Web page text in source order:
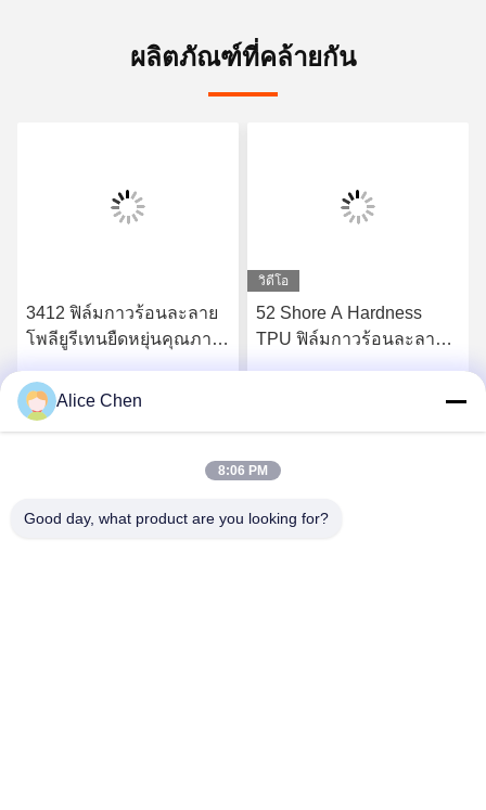
ผลิตภัณฑ์ที่คล้ายกัน
3412 ฟิล์มกาวร้อนละลาย
โพลียูรีเทนยืดหยุ่นคุณภาพ
วิดีโอ
52 Shore A Hardness
TPU ฟิล์มกาวร้อนละลาย
Alice Chen
8:06 PM
Good day, what product are you looking for?